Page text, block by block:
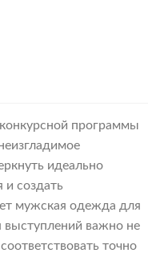
программы
идеально
создать
мужская одежда для
выступлений важно не
точно